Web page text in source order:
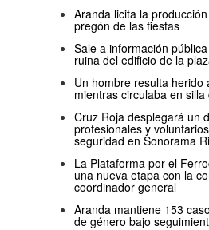
Aranda licita la
pregón de las fiestas
Sale a información
ruina del edificio de la
Un hombre resulta herido
mientras circulaba en
Cruz Roja desplegará un
profesionales y
seguridad en Sonorama
La Plataforma por el
una nueva etapa con la
coordinador general
Aranda mantiene 153
de género bajo